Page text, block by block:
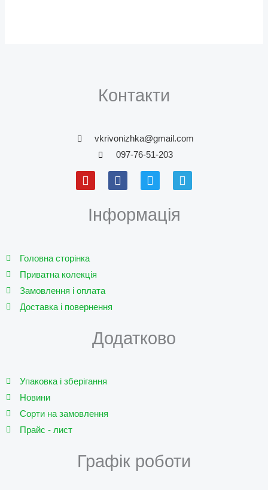
Контакти
vkrivonizhka@gmail.com
097-76-51-203
Y
o
u
F
a
c
b
T
w
i
t
T
e
l
Інформація
Головна сторінка
Приватна колекція
Замовлення і оплата
Доставка і повернення
Додатково
Упаковка і зберігання
Новини
Сорти на замовлення
Прайс - лист
Графік роботи